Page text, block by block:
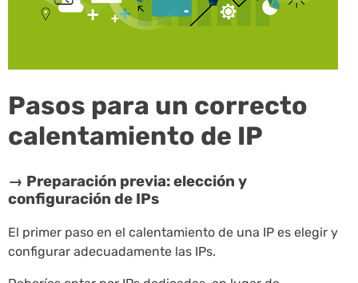
Pasos para un correcto
calentamiento de IP
→ Preparación previa: elección y
configuración de IPs
El primer paso en el calentamiento de una IP es elegir y
configurar adecuadamente las IPs.